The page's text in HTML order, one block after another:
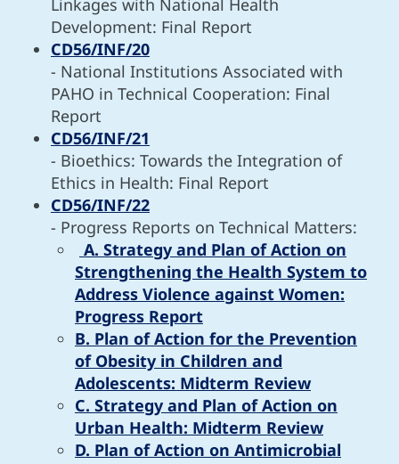
Linkages with National Health
Development: Final Report
CD56/INF/20
- National Institutions Associated with
PAHO in Technical Cooperation: Final
Report
CD56/INF/21
- Bioethics: Towards the Integration of
Ethics in Health: Final Report
CD56/INF/22
- Progress Reports on Technical Matters:
A. Strategy and Plan of Action on
Strengthening the Health System to
Address Violence against Women:
Progress Report
B. Plan of Action for the Prevention
of Obesity in Children and
Adolescents: Midterm Review
C. Strategy and Plan of Action on
Urban Health: Midterm Review
D. Plan of Action on Antimicrobial